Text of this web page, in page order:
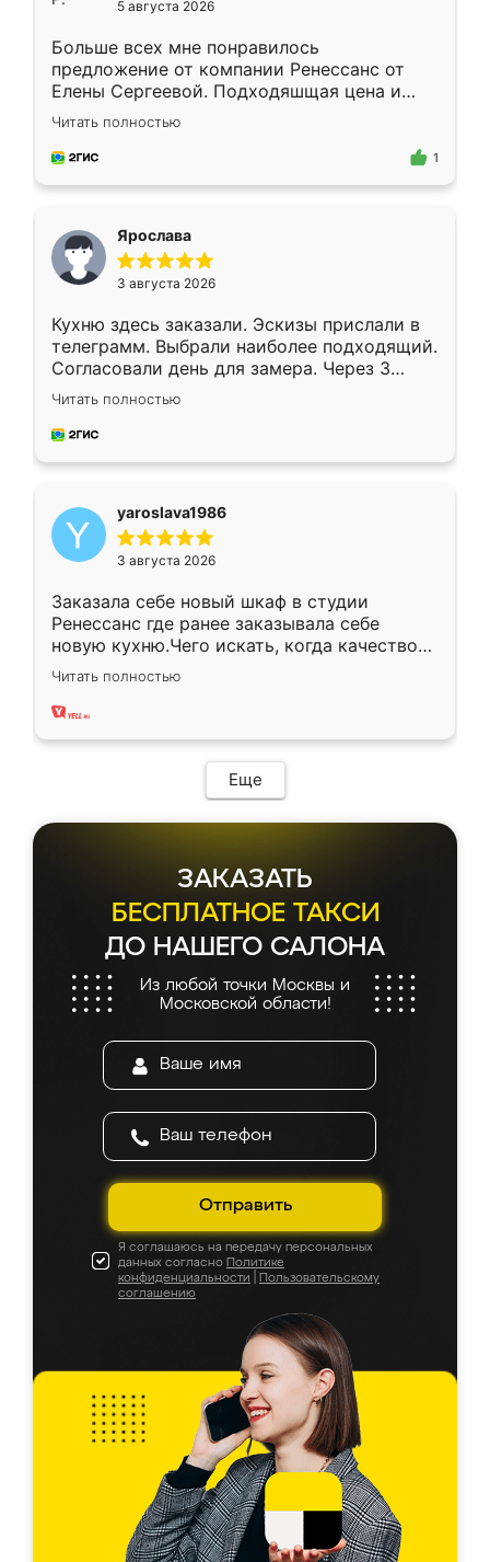
5 августа 2026
Больше всех мне понравилось
предложение от компании Ренессанс от
Елены Сергеевой. Подходяшщая цена и
короткие сроки изготовления. Приехавший
для замера сотрудник Владислав
предложил по моему эскизу самый
Читать полностью
1
Ярослава
3 августа 2026
Кухню здесь заказали. Эскизы прислали в
телеграмм. Выбрали наиболее подходящий.
Согласовали день для замера. Через 3
недели кухня была уже готова. Остались
довольны работой. Спасибо Ренессанс
мебель за качественную работу!
Читать полностью
yaroslava1986
3 августа 2026
Заказала себе новый шкаф в студии
Ренессанс где ранее заказывала себе
новую кухню.Чего искать, когда качеством
вполне довольна. Служит кухня уже почти
два года, нареканий нет.
Читать полностью
Еще
ЗАКАЗАТЬ
БЕСПЛАТНОЕ ТАКСИ
ДО НАШЕГО САЛОНА
Из любой точки Москвы и
Московской области!
Отправить
Я соглашаюсь на передачу персональных
данных согласно Политике
конфиденциальности
Пользовательскому
соглашению